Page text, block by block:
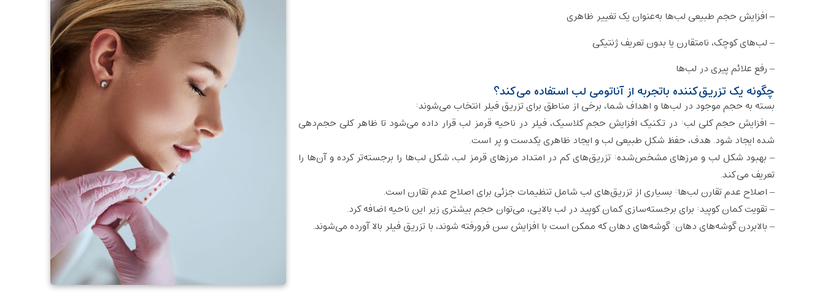
– افزایش حجم طبیعی لب‌ها به‌عنوان یک تغییر ظاهری
– لب‌های کوچک، نامتقارن یا بدون تعریف ژنتیکی
– رفع علائم پیری در لب‌ها
چگونه یک تزریق‌کننده باتجربه از آناتومی لب استفاده می‌کند؟
بسته به حجم موجود در لب‌ها و اهداف شما، برخی از مناطق برای تزریق فیلر انتخاب می‌شوند:
– افزایش حجم کلی لب: در تکنیک افزایش حجم کلاسیک، فیلر در ناحیه قرمز لب قرار داده می‌شود تا ظاهر کلی حجم‌دهی
شده ایجاد شود. هدف، حفظ شکل طبیعی لب و ایجاد ظاهری یکدست و پر است.
– بهبود شکل لب و مرزهای مشخص‌شده: تزریق‌های کم در امتداد مرزهای قرمز لب، شکل لب‌ها را برجسته‌تر کرده و آن‌ها را
تعریف می‌کند.
– اصلاح عدم تقارن لب‌ها: بسیاری از تزریق‌های لب شامل تنظیمات جزئی برای اصلاح عدم تقارن است.
– تقویت کمان کوپید: برای برجسته‌سازی کمان کوپید در لب بالایی، می‌توان حجم بیشتری زیر این ناحیه اضافه کرد.
– بالابردن گوشه‌های دهان: گوشه‌های دهان که ممکن است با افزایش سن فرورفته شوند، با تزریق فیلر بالا آورده می‌شوند.